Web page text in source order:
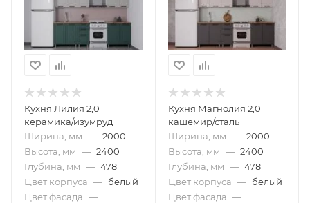
Кухня Лилия 2,0
керамика/изумруд
Ширина, мм — 2000
Высота, мм — 2400
Глубина, мм — 478
Цвет корпуса — белый
Цвет фасада —
Кухня Магнолия 2,0
кашемир/сталь
Ширина, мм — 2000
Высота, мм — 2400
Глубина, мм — 478
Цвет корпуса — белый
Цвет фасада —